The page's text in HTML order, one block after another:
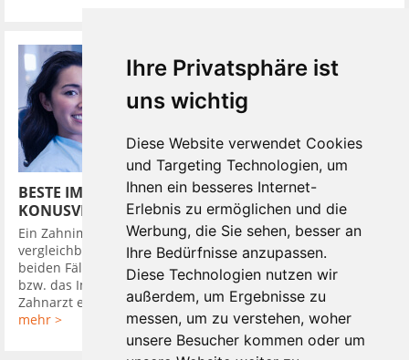
Ihre Privatsphäre ist
uns wichtig
Diese Website verwendet Cookies
und Targeting Technologien, um
Ihnen ein besseres Internet-
Erlebnis zu ermöglichen und die
Werbung, die Sie sehen, besser an
Ihre Bedürfnisse anzupassen.
Diese Technologien nutzen wir
außerdem, um Ergebnisse zu
messen, um zu verstehen, woher
unsere Besucher kommen oder um
BESTE IMPLANTATSYSTEME HABEN
KONUSVERBINDUNG
Ein Zahnimplantat in den Kieferknochen zu setzen, ist
vergleichbar mit dem Eindrehen eines Dübels in die Wand. In
beiden Fällen wird zuerst ein Loch gebohrt, in das der Dübel,
bzw. das Implantat bündig eingebracht wird. Darauf setzt der
Zahnarzt ein Provisorium, um ...
mehr >